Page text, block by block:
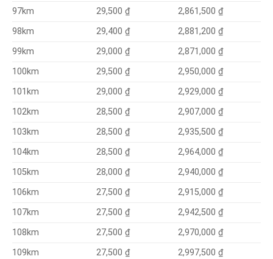
97km
29,500 ₫
2,861,500 ₫
98km
29,400 ₫
2,881,200 ₫
99km
29,000 ₫
2,871,000 ₫
100km
29,500 ₫
2,950,000 ₫
101km
29,000 ₫
2,929,000 ₫
102km
28,500 ₫
2,907,000 ₫
103km
28,500 ₫
2,935,500 ₫
104km
28,500 ₫
2,964,000 ₫
105km
28,000 ₫
2,940,000 ₫
106km
27,500 ₫
2,915,000 ₫
107km
27,500 ₫
2,942,500 ₫
108km
27,500 ₫
2,970,000 ₫
109km
27,500 ₫
2,997,500 ₫